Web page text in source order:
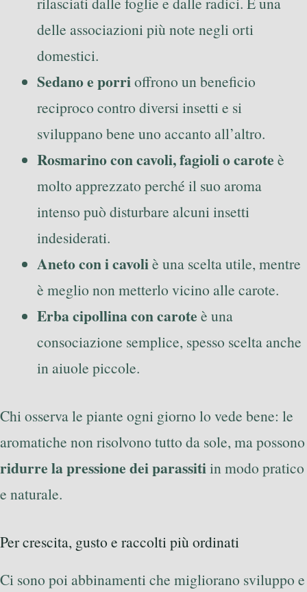
delle associazioni più note negli orti
domestici.
Sedano e porrioffrono un beneficio
reciproco contro diversi insetti e si
sviluppano bene uno accanto all’altro.
Rosmarino con cavoli, fagioli o carote è
molto apprezzato perché il suo aroma
intenso può disturbare alcuni insetti
indesiderati.
Aneto con i cavoliè una scelta utile, mentre
è meglio non metterlo vicino alle carote.
Erba cipollina con carote è una
consociazione semplice, spesso scelta anche
in aiuole piccole.
Chi osserva le piante ogni giorno lo vede bene: le
aromatiche non risolvono tutto da sole, ma possono
ridurre la pressione dei parassitiin modo pratico
e naturale.
Per crescita, gusto e raccolti più ordinati
Ci sono poi abbinamenti che migliorano sviluppo e